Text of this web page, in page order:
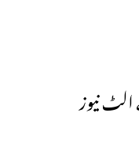
الٹ نیوز